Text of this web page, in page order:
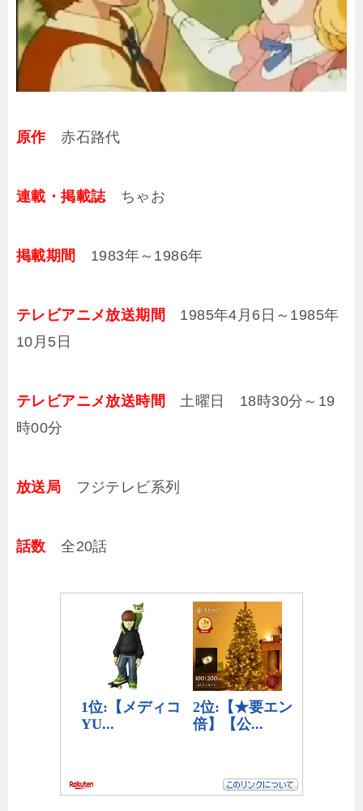
原作赤石路代
連載・掲載誌ちゃお
掲載期間 1983年～1986年
テレビアニメ放送期間 1985年4月6日～1985年
10月5日
テレビアニメ放送時間 土曜日 18時30分～19
時00分
放送局 フジテレビ系列
話数 全20話